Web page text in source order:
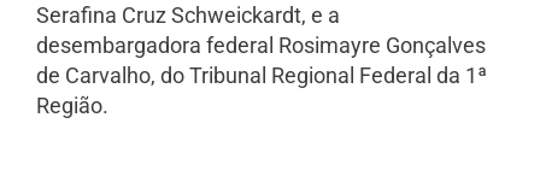
Serafina Cruz Schweickardt, e a
desembargadora federal Rosimayre Gonçalves
de Carvalho, do Tribunal Regional Federal da 1ª
Região.